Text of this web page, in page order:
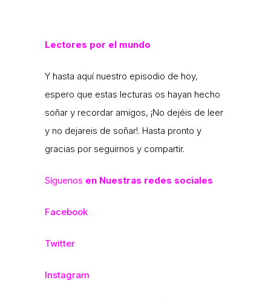
Lectores por el mundo
Y hasta aquí nuestro episodio de hoy,
espero que estas lecturas os hayan hecho
soñar y recordar amigos, ¡No dejéis de leer
y no dejareis de soñar!. Hasta pronto y
gracias por seguirnos y compartir.
Síguenos en Nuestras redes sociales
Facebook
Twitter
Instagram